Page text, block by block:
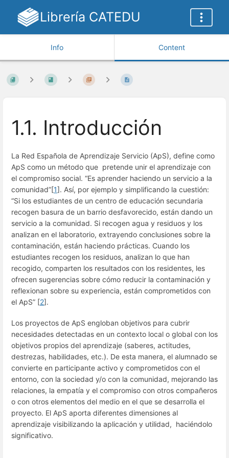
Librería CATEDU
Info Content
1.1. Introducción
La Red Española de Aprendizaje Servicio (ApS), define como
ApS como un método que pretende unir el aprendizaje con
el compromiso social. “Es aprender haciendo un servicio a la
comunidad”[1]. Así, por ejemplo y simplificando la cuestión:
“Si los estudiantes de un centro de educación secundaria
recogen basura de un barrio desfavorecido, están dando un
servicio a la comunidad. Si recogen agua y residuos y los
analizan en el laboratorio, extrayendo conclusiones sobre la
contaminación, están haciendo prácticas. Cuando los
estudiantes recogen los residuos, analizan lo que han
recogido, comparten los resultados con los residentes, les
ofrecen sugerencias sobre cómo reducir la contaminación y
reflexionan sobre su experiencia, están comprometidos con
el ApS” [2].
Los proyectos de ApS engloban objetivos para cubrir
necesidades detectadas en un contexto local o global con los
objetivos propios del aprendizaje (saberes, actitudes,
destrezas, habilidades, etc.). De esta manera, el alumnado se
convierte en participante activo y comprometidos con el
entorno, con la sociedad y/o con la comunidad, mejorando las
relaciones, la empatía y el compromiso con otros compañeros
o con otros elementos del medio en el que se desarrolla el
proyecto. El ApS aporta diferentes dimensiones al
aprendizaje visibilizando la aplicación y utilidad, haciéndolo
significativo.